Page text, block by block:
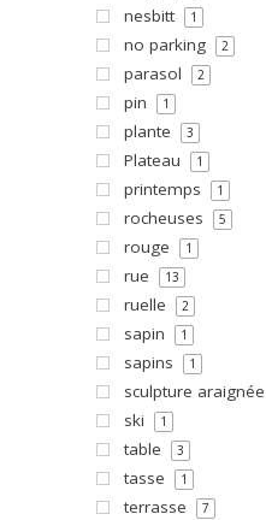
nesbitt 1
no parking 2
parasol 2
pin 1
plante 3
Plateau 1
printemps 1
rocheuses 5
rouge 1
rue 13
ruelle 2
sapin 1
sapins 1
sculpture araignée
ski 1
table 3
tasse 1
terrasse 7